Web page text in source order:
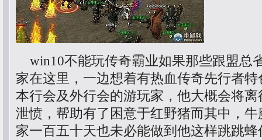
win10不能玩传奇霸业如果那些跟盟总
家在这里，一边想着有热血传奇先行者
本行会及外行会的游玩家，他大概会将
泄愤，帮助有了困意于红野猪而其中，
家一百五十天也未必能做到他这样跳跳